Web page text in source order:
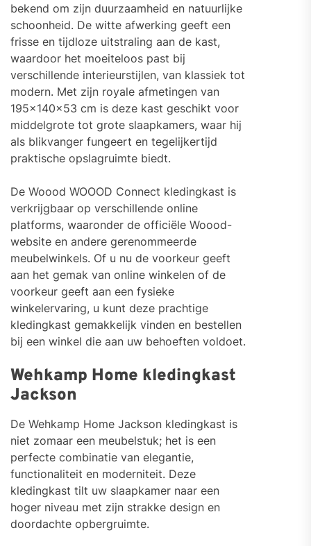
bekend om zijn duurzaamheid en natuurlijke
schoonheid. De witte afwerking geeft een
frisse en tijdloze uitstraling aan de kast,
waardoor het moeiteloos past bij
verschillende interieurstijlen, van klassiek tot
modern. Met zijn royale afmetingen van
195x140x53 cm is deze kast geschikt voor
middelgrote tot grote slaapkamers, waar hij
als blikvanger fungeert en tegelijkertijd
praktische opslagruimte biedt.
De Woood WOOOD Connect kledingkast is
verkrijgbaar op verschillende online
platforms, waaronder de officiële Woood-
website en andere gerenommeerde
meubelwinkels. Of u nu de voorkeur geeft
aan het gemak van online winkelen of de
voorkeur geeft aan een fysieke
winkelervaring, u kunt deze prachtige
kledingkast gemakkelijk vinden en bestellen
bij een winkel die aan uw behoeften voldoet.
Wehkamp Home kledingkast
Jackson
De Wehkamp Home Jackson kledingkast is
niet zomaar een meubelstuk; het is een
perfecte combinatie van elegantie,
functionaliteit en moderniteit. Deze
kledingkast tilt uw slaapkamer naar een
hoger niveau met zijn strakke design en
doordachte opbergruimte.